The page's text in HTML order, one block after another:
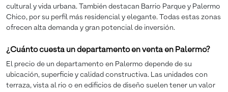
cultural y vida urbana. También destacan Barrio Parque y Palermo
Chico, por su perfil más residencial y elegante. Todas estas zonas
ofrecen alta demanda y gran potencial de inversión.
¿Cuánto cuesta un departamento en venta en Palermo?
El precio de un departamento en Palermo depende de su
ubicación, superficie y calidad constructiva. Las unidades con
terraza, vista al rio o en edificios de diseño suelen tener un valor